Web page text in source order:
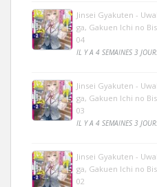
Jinsei Gyakuten -
ga, Gakuen Ichi no
04
IL Y A 4 SEMAINES 3
Jinsei Gyakuten -
ga, Gakuen Ichi no
03
IL Y A 4 SEMAINES 3
Jinsei Gyakuten -
ga, Gakuen Ichi no
02